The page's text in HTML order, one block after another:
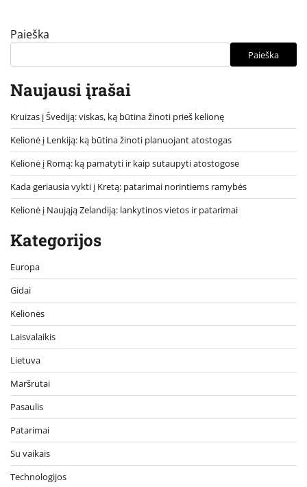
Paieška
Paieška
Naujausi įrašai
Kruizas į Švediją: viskas, ką būtina žinoti prieš kelionę
Kelionė į Lenkiją: ką būtina žinoti planuojant atostogas
Kelionė į Romą: ką pamatyti ir kaip sutaupyti atostogose
Kada geriausia vykti į Kretą: patarimai norintiems ramybės
Kelionė į Naująją Zelandiją: lankytinos vietos ir patarimai
Kategorijos
Europa
Gidai
Kelionės
Laisvalaikis
Lietuva
Maršrutai
Pasaulis
Patarimai
Su vaikais
Technologijos